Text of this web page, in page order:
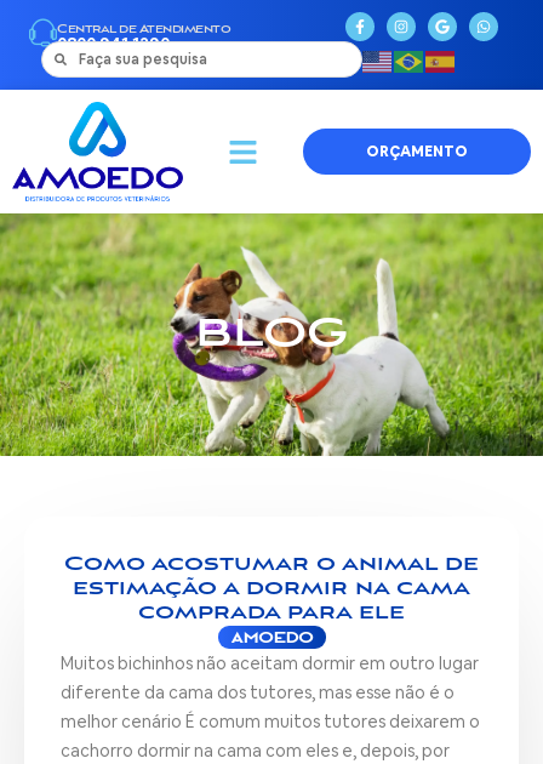
Central de Atendimento
0800 941 1290
ORÇAMENTO
BLOG
Como acostumar o animal de
estimação a dormir na cama
comprada para ele
AMOEDO
Muitos bichinhos não aceitam dormir em outro lugar
diferente da cama dos tutores, mas esse não é o
melhor cenário É comum muitos tutores deixarem o
cachorro dormir na cama com eles e, depois, por